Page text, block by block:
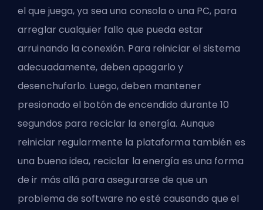
el que juega, ya sea una consola o una PC, para
arreglar cualquier fallo que pueda estar
arruinando la conexión. Para reiniciar el sistema
adecuadamente, deben apagarlo y
desenchufarlo. Luego, deben mantener
presionado el botón de encendido durante 10
segundos para reciclar la energía. Aunque
reiniciar regularmente la plataforma también es
una buena idea, reciclar la energía es una forma
de ir más allá para asegurarse de que un
problema de software no esté causando que el